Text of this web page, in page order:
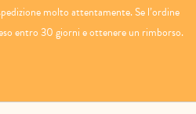
molto attentamente. Se l’ordine
entro 30 giorni e ottenere un rimborso.